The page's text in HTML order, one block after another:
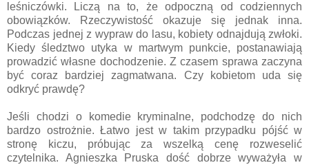
leśniczówki. Liczą na to, że odpoczną od codziennych
obowiązków. Rzeczywistość okazuje się jednak inna.
Podczas jednej z wypraw do lasu, kobiety odnajdują zwłoki.
Kiedy śledztwo utyka w martwym punkcie, postanawiają
prowadzić własne dochodzenie. Z czasem sprawa zaczyna
być coraz bardziej zagmatwana. Czy kobietom uda się
odkryć prawdę?
Jeśli chodzi o komedie kryminalne, podchodzę do nich
bardzo ostrożnie. Łatwo jest w takim przypadku pójść w
stronę kiczu, próbując za wszelką cenę rozweselić
czytelnika. Agnieszka Pruska dość dobrze wyważyła w